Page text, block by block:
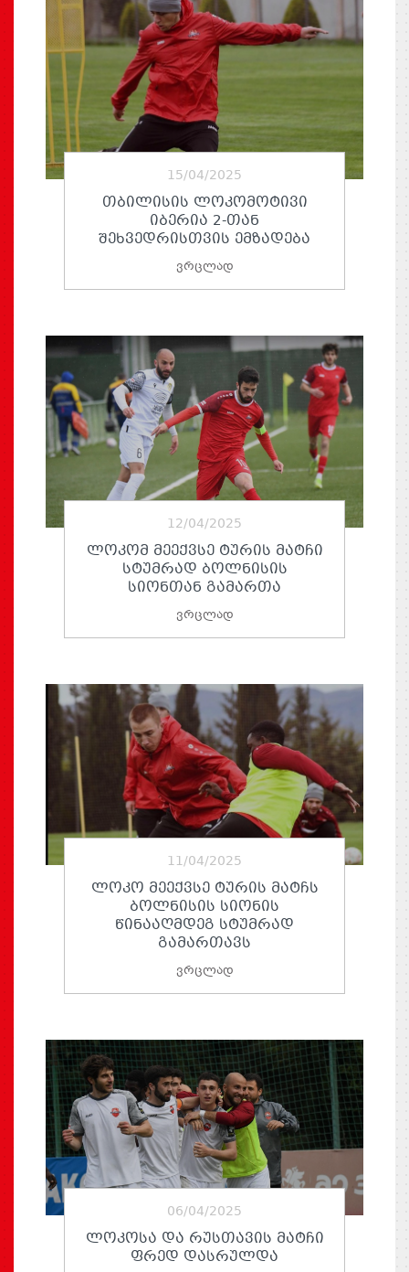
15/04/2025
ᲗᲑᲘᲚᲘᲡᲘᲡ ᲚᲝᲙᲝᲛᲝᲢᲘᲕᲘ
ᲘᲑᲔᲠᲘᲐ 2-ᲗᲐᲜ
ᲨᲔᲮᲕᲔᲓᲠᲘᲡᲗᲕᲘᲡ ᲔᲛᲖᲐᲓᲔᲑᲐ
ვრცლად
12/04/2025
ᲚᲝᲙᲝᲛ ᲛᲔᲔᲥᲕᲡᲔ ᲢᲣᲠᲘᲡ ᲛᲐᲢᲩᲘ
ᲡᲢᲣᲛᲠᲐᲓ ᲑᲝᲚᲜᲘᲡᲘᲡ
ᲡᲘᲝᲜᲗᲐᲜ ᲒᲐᲛᲐᲠᲗᲐ
ვრცლად
11/04/2025
ᲚᲝᲙᲝ ᲛᲔᲔᲥᲕᲡᲔ ᲢᲣᲠᲘᲡ ᲛᲐᲢᲩᲡ
ᲑᲝᲚᲜᲘᲡᲘᲡ ᲡᲘᲝᲜᲘᲡ
ᲬᲘᲜᲐᲐᲦᲛᲓᲔᲒ ᲡᲢᲣᲛᲠᲐᲓ
ᲒᲐᲛᲐᲠᲗᲐᲕᲡ
ვრცლად
06/04/2025
ᲚᲝᲙᲝᲡᲐ ᲓᲐ ᲠᲣᲡᲗᲐᲕᲘᲡ ᲛᲐᲢᲩᲘ
ᲤᲠᲔᲓ ᲓᲐᲡᲠᲣᲚᲓᲐ